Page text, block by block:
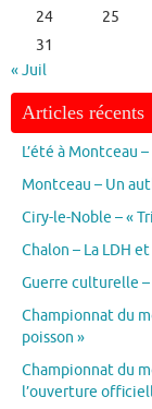
24
25
31
« Juil
Articles récents
L’été à Montceau
Montceau – Un
Ciry-le-Noble – «
Chalon – La LDH
Guerre culturelle –
Championnat du
poisson »
Championnat du
l’ouverture